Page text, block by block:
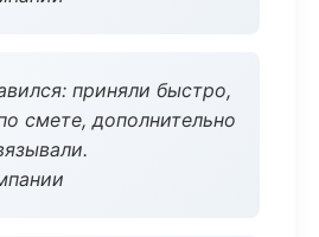
приняли быстро,
смете, дополнительно